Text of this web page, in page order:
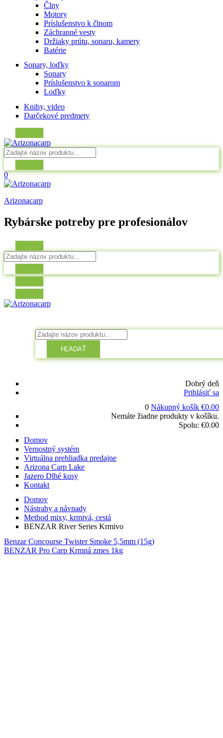
Člny
Motory
Príslušenstvo k člnom
Záchranné vesty
Držiaky prútu, sonaru, kamery
Batérie
Sonary, loďky
Sonary
Príslušenstvo k sonarom
Loďky
Knihy, video
Darčekové predmety
0
Arizonacarp
Rybárske potreby pre profesionálov
HĽADAŤ
Dobrý deň
Prihlásiť sa
0 Nákupný košík €0.00
Nemáte žiadne produkty v košíku.
Spolu: €0.00
Domov
Vernostný systém
Virtuálna prehliadka predajne
Arizona Carp Lake
Jazero Dlhé kusy
Kontakt
Domov
Nástrahy a návnady
Method mixy, krmivá, cestá
BENZAR River Series Krmivo
Benzar Concourse Twister Smoke 5,5mm (15g)
BENZAR Pro Carp Krmná zmes 1kg